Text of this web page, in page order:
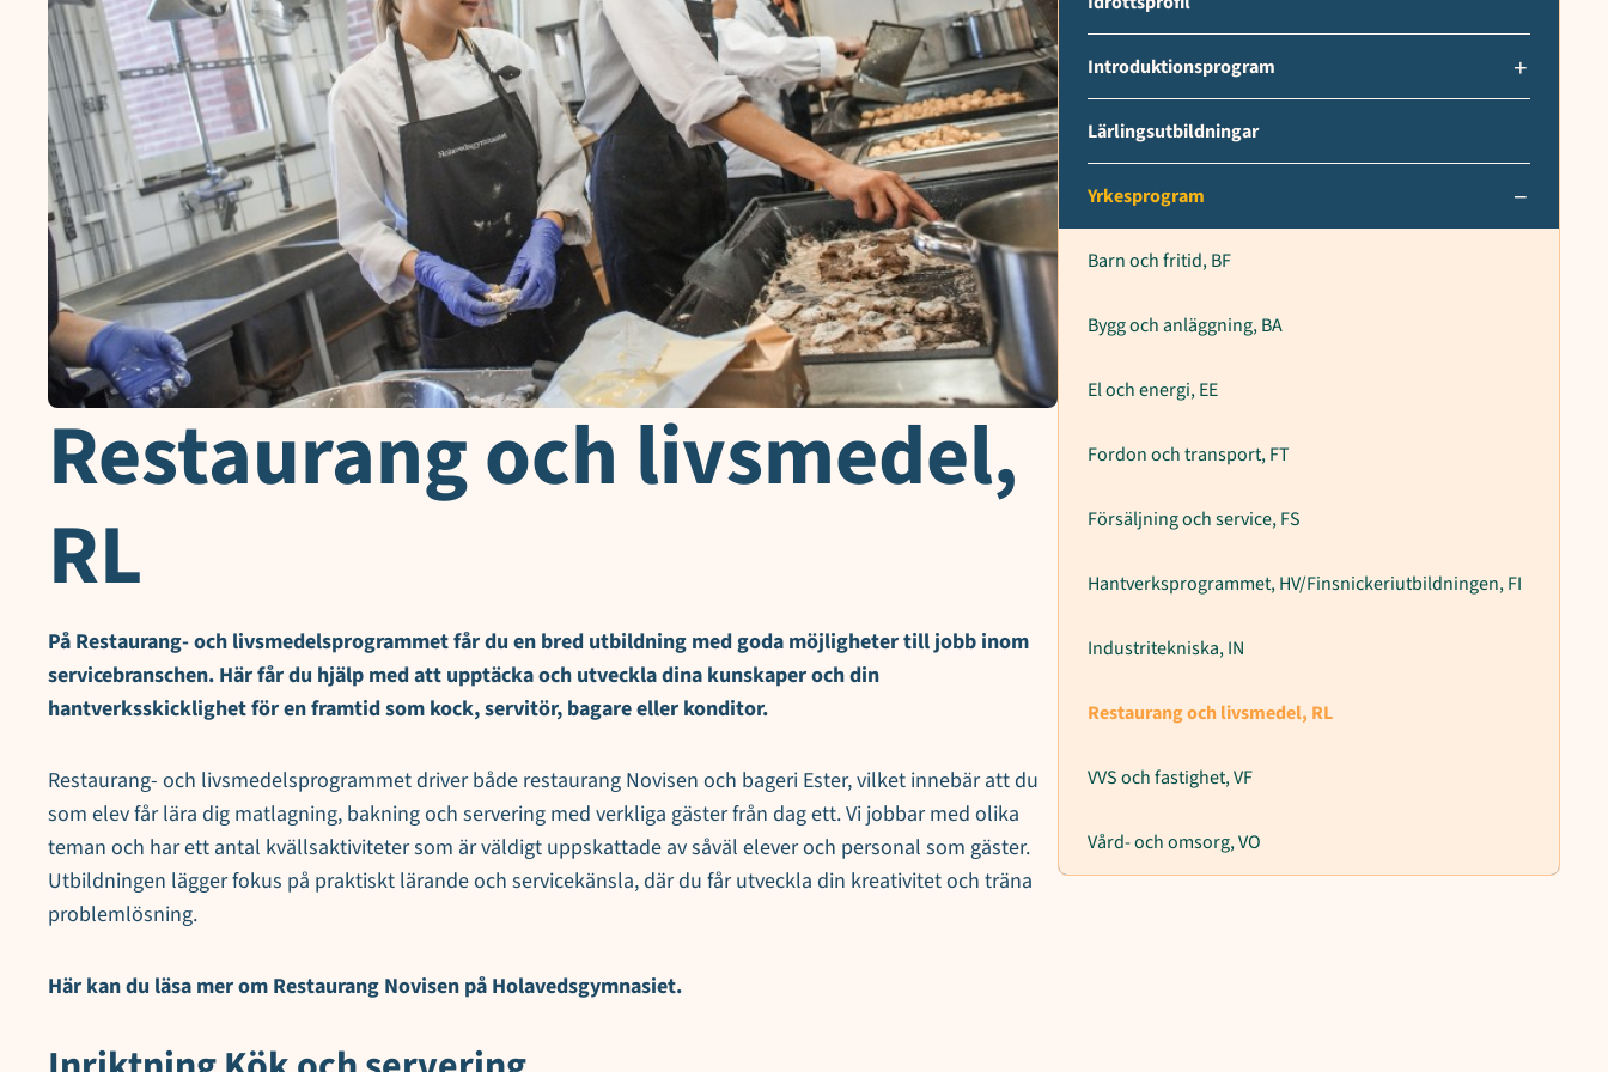
Restaurang och livsmedel,
RL
På Restaurang- och livsmedelsprogrammet får du en bred utbildning med goda möjligheter till jobb inom
servicebranschen. Här får du hjälp med att upptäcka och utveckla dina kunskaper och din
hantverksskicklighet för en framtid som kock, servitör, bagare eller konditor.
Restaurang- och livsmedelsprogrammet driver både restaurang Novisen och bageri Ester, vilket innebär att du
som elev får lära dig matlagning, bakning och servering med verkliga gäster från dag ett. Vi jobbar med olika
teman och har ett antal kvällsaktiviteter som är väldigt uppskattade av såväl elever och personal som gäster.
Utbildningen lägger fokus på praktiskt lärande och servicekänsla, där du får utveckla din kreativitet och träna
problemlösning.
Här kan du läsa mer om Restaurang Novisen på Holavedsgymnasiet.
Introduktionsprogram
Lärlingsutbildningar
Yrkesprogram
Barn och fritid, BF
Bygg och anläggning, BA
El och energi, EE
Fordon och transport, FT
Försäljning och service, FS
Hantverksprogrammet, HV/Finsnickeriutbildningen, FI
Industritekniska, IN
Restaurang och livsmedel, RL
VVS och fastighet, VF
Vård- och omsorg, VO